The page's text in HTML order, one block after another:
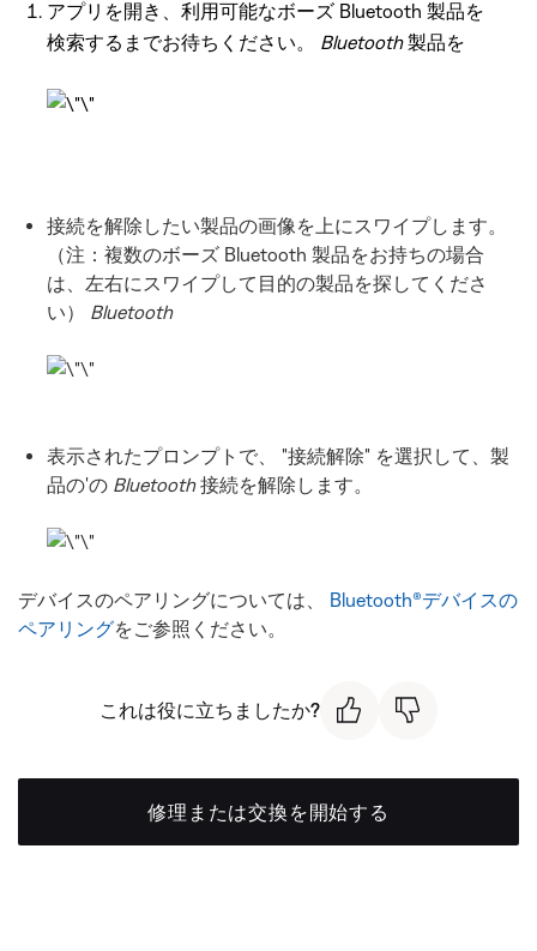
アプリを開き、利用可能なボーズ Bluetooth 製品を
検索するまでお待ちください。 Bluetooth製品を
接続を解除したい製品の画像を上にスワイプします。
（注：複数のボーズ Bluetooth 製品をお持ちの場合
は、左右にスワイプして目的の製品を探してくださ
い） Bluetooth
表示されたプロンプトで、 "接続解除" を選択して、製
品の'の Bluetooth接続を解除します。
デバイスのペアリングについては、 Bluetooth®デバイスの
ペアリングをご参照ください。
これは役に立ちましたか?
修理または交換を開始する